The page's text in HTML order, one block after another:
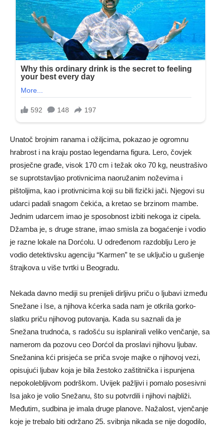
Unatoč brojnim ranama i ožiljcima, pokazao je ogromnu
hrabrost i na kraju postao legendarna figura. Lero, čovjek
prosječne građe, visok 170 cm i težak oko 70 kg, neustrašivo
se suprotstavljao protivnicima naoružanim noževima i
pištoljima, kao i protivnicima koji su bili fizički jači. Njegovi su
udarci padali snagom čekića, a kretao se brzinom mambe.
Jednim udarcem imao je sposobnost izbiti nekoga iz cipela.
Džamba je, s druge strane, imao smisla za bogaćenje i vodio
je razne lokale na Dorćolu. U određenom razdoblju Lero je
vodio detektivsku agenciju “Karmen” te se uključio u gušenje
štrajkova u više tvrtki u Beogradu.
Nekada davno mediji su prenijeli dirljivu priču o ljubavi između
Snežane i Ise, a njihova kćerka sada nam je otkrila gorko-
slatku priču njihovog putovanja. Kada su saznali da je
Snežana trudnoća, s radošću su isplanirali veliko venčanje, sa
namerom da pozovu ceo Dorćol da proslavi njihovu ljubav.
Snežanina kći prisjeća se priča svoje majke o njihovoj vezi,
opisujući ljubav koja je bila žestoko zaštitnička i ispunjena
nepokolebljivom podrškom. Uvijek pažljivi i pomalo posesivni
Isa jako je volio Snežanu, što su potvrdili i njihovi najbliži.
Međutim, sudbina je imala druge planove. Nažalost, vjenčanje
koje je trebalo biti održano 25. svibnja nikada se nije dogodilo,